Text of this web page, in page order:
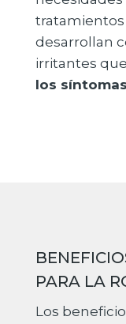
tratamientos
desarrollan
irritantes
los
PARA LA
Los